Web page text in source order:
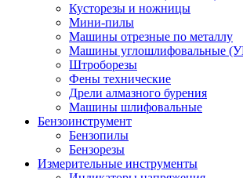
Кусторезы и ножницы
Мини-пилы
Машины отрезные по металлу
Машины углошлифовальные
Штроборезы
Фены технические
Дрели алмазного бурения
Машины шлифовальные
Бензоинструмент
Бензопилы
Бензорезы
Измерительные инструменты